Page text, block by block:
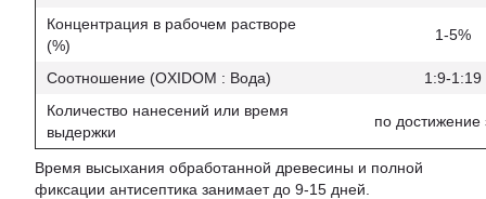
Концентрация в рабочем растворе
(%)
1-5%
Соотношение (OXIDOM : Вода)
1:9-1:19
Количество нанесений или время
выдержки
по достижение
Время высыхания обработанной древесины и полной
фиксации антисептика занимает до 9-15 дней.